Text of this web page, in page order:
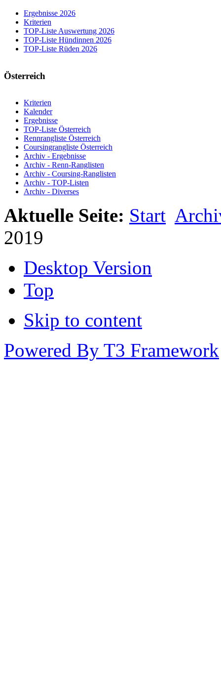
Ergebnisse 2026
Kriterien
TOP-Liste Auswertung 2026
TOP-Liste Hündinnen 2026
TOP-Liste Rüden 2026
Österreich
Kriterien
Kalender
Ergebnisse
TOP-Liste Österreich
Rennrangliste Österreich
Coursingrangliste Österreich
Archiv - Ergebnisse
Archiv - Renn-Ranglisten
Archiv - Coursing-Ranglisten
Archiv - TOP-Listen
Archiv - Diverses
Aktuelle Seite: Start
2019
Desktop Version
Top
Skip to content
Powered By T3 Framework